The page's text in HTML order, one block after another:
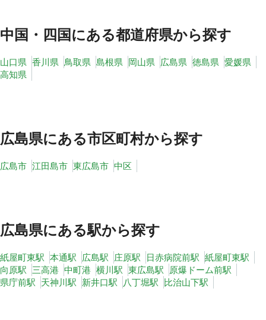
中国・四国にある都道府県から探す
山口県 香川県 鳥取県 島根県 岡山県 広島県 徳島県 愛媛県
高知県
広島県にある市区町村から探す
広島市 江田島市 東広島市 中区
広島県にある駅から探す
紙屋町東駅 本通駅 広島駅 庄原駅 日赤病院前駅 紙屋町東駅
向原駅 三高港 中町港 横川駅 東広島駅 原爆ドーム前駅
県庁前駅 天神川駅 新井口駅 八丁堀駅 比治山下駅